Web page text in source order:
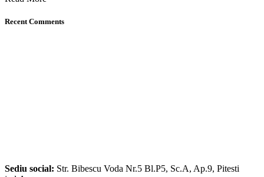
Recent Comments
Sediu social: Str. Bibescu Voda Nr.5 Bl.P5, Sc.A, Ap.9, Pitesti